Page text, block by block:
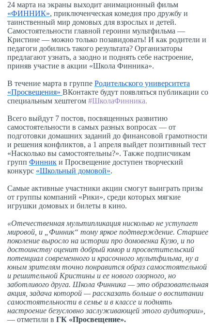
24 марта на экраны выходит анимационный фильм
«ФИННИК», приключенческая комедия про дружбу и
таинственный мир домовых для взрослых и детей.
Самостоятельности главной героини мультфильма —
Кристине — можно только позавидовать! И как родители и
педагоги добились такого результата? Организаторы
предлагают узнать, а заодно и поднять себе настроение,
приняв участие в акции «Школа Финника».
В течение марта в группе Родительского университета
«Просвещения» ВКонтакте будут появляться публикации со
специальным хештегом #ШколаФинника.
Всего выйдут 7 постов, посвященных развитию
самостоятельности в самых разных вопросах — от
подготовки домашних заданий до финансовой грамотности
и решения конфликтов, а 1 апреля выйдет позитивный тест
«Насколько вы самостоятельны?». Также подписчикам
групп Финник и Просвещение доступен творческий
конкурс «Школьный домовой».
Самые активные участники акции смогут выиграть призы
от группы компаний «Рики», среди которых мягкие
игрушки домовых и билеты в кино.
«Отечественная мультипликация нисколько не уступает
мировой, и „Финник“ тому яркое подтверждение. Старшее
поколение выросло на истории про домовенка Кузю, и по
достоинству оценит добрый юмор и просветительский
потенциал современного и красочного мультфильма, ну а
юным зрителям точно понравится образ самостоятельной
и решительной Кристины и ее нового озорного, но
заботливого друга. Школа Финника — это образовательная
акция, задача которой — рассказать больше о воспитании
самостоятельности в семье и в классе и поднять
настроение безусловно заслуживающей этого аудитории»,
— отметили в ГК «Просвещение».